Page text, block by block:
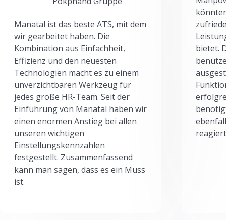
Manatal ist das beste ATS, mit dem
wir gearbeitet haben. Die
Kombination aus Einfachheit,
Effizienz und den neuesten
Technologien macht es zu einem
unverzichtbaren Werkzeug für
jedes große HR-Team. Seit der
Einführung von Manatal haben wir
einen enormen Anstieg bei allen
unseren wichtigen
Einstellungskennzahlen
festgestellt. Zusammenfassend
kann man sagen, dass es ein Muss
ist.
bietet.